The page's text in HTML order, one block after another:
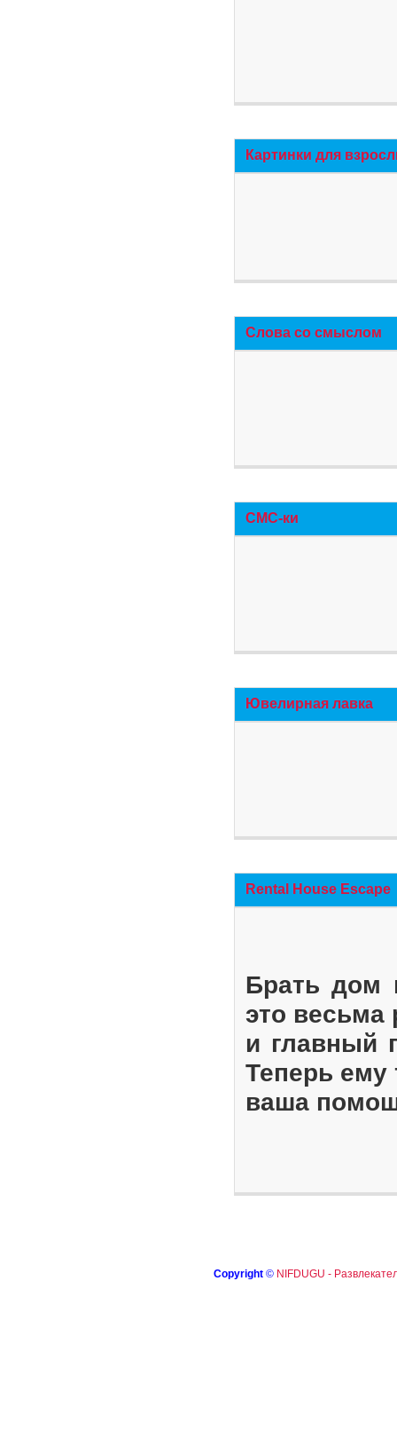
Картинки для
Слова со смыслом
СМС-ки
Ювелирная лавка
Rental House Escape
Брать дом
это весьма
и главный
Теперь ему
ваша
Copyright © NIFDUGU -